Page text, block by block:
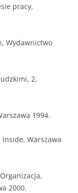
pracy,
Wydawnictwo
2,
1994.
Warszawa
2000.